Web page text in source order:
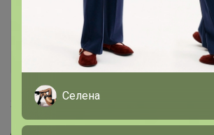
Артемида
Бронзовый организатор
24 июня, 2022 00:21
Селена